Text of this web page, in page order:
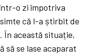
o zi împotriva
că l-a știrbit de
În această situație,
să se lase acaparat